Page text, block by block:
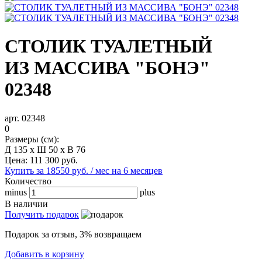
СТОЛИК ТУАЛЕТНЫЙ
ИЗ МАССИВА "БОНЭ"
02348
арт. 02348
0
Размеры (см):
Д 135 x Ш 50 x В 76
Цена: 111 300 руб.
Купить за 18550 руб. / мес на 6 месяцев
Количество
minus
plus
В наличии
Получить подарок
Подарок за отзыв, 3% возвращаем
Добавить в корзину